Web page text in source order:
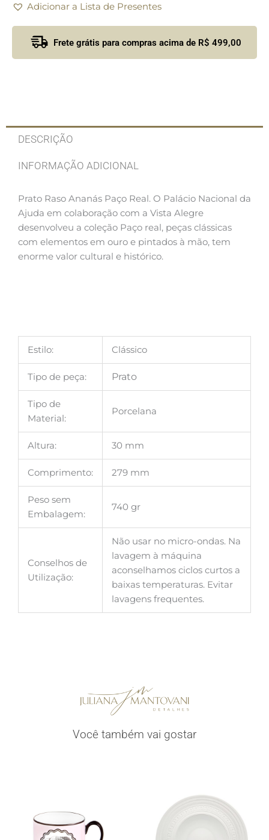
Adicionar a Lista de Presentes
Frete grátis para compras acima de R$ 499,00
DESCRIÇÃO
INFORMAÇÃO ADICIONAL
Prato Raso Ananás Paço Real. O Palácio Nacional da
Ajuda em colaboração com a Vista Alegre
desenvolveu a coleção Paço real, peças clássicas
com elementos em ouro e pintados à mão, tem
enorme valor cultural e histórico.
Estilo: Clássico
Tipo de peça: Prato
Tipo de
Material:
Porcelana
Altura: 30 mm
Comprimento: 279 mm
Peso sem
Embalagem:
740 gr
Conselhos de
Utilização:
Não usar no micro-ondas. Na
lavagem à máquina
aconselhamos ciclos curtos a
baixas temperaturas. Evitar
lavagens frequentes.
Você também vai gostar